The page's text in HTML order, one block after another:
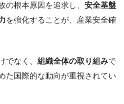
の根本原因を追求し、 安全基盤
を強化することが、産業安全確
でなく、 組織全体の取り組みで
た国際的な動向が重視されてい